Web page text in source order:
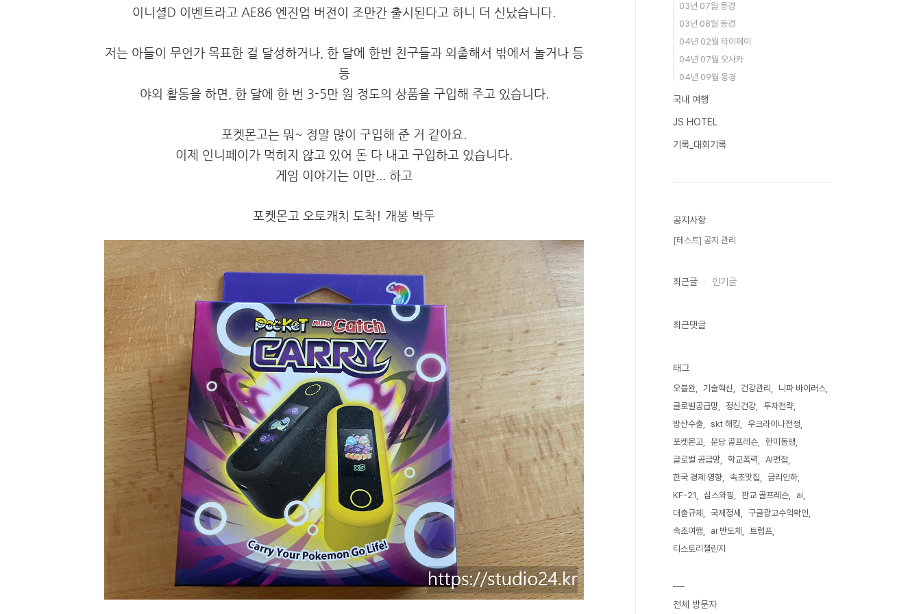
이니셜D 이벤트라고 AE86 엔진업 버전이 조만간 출시된다고 하니 더 신났습니다.
저는 아들이 무언가 목표한 걸 달성하거나, 한 달에 한번 친구들과 외출해서 밖에서 놀거나 등
등
야외 활동을 하면, 한 달에 한 번 3-5만 원 정도의 상품을 구입해 주고 있습니다.
포켓몬고는 뭐~ 정말 많이 구입해 준 거 같아요.
이제 인니페이가 먹히지 않고 있어 돈 다 내고 구입하고 있습니다.
게임 이야기는 이만... 하고
포켓몬고 오토캐치 도착! 개봉 박두
03년 07월 동경
03년 08월 동경
04년 02월 타이페이
04년 07월 오사카
04년 09월 동경
국내 여행
JS HOTEL
기록_대회기록
공지사항
[테스트] 공지 관리
최근글 인기글
최근댓글
태그
오블완 기술혁신 건강관리
니파 바이러스
글로벌공급망
정신건강
투자전략
방산수출
skt 해킹
우크라이나전쟁
포켓몬고
분당 골프레슨
한미동맹
글로벌 공급망
학교폭력
AI면접
한국 경제 영향
속초맛집
금리인하
KF-21
심스와핑 판교 골프레슨
ai
대출규제
국제정세
구글광고수익확인
속초여행
ai 반도체
트럼프
티스토리챌린지
전체 방문자